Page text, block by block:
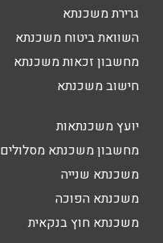
גרירת משכנתא
השוואת ביטוח משכנתא
מחשבון זכאות משכנתא
חישוב משכנתא
יועץ משכנתאות
מחשבון משכנתא מסלולים
משכנתא שנייה
משכנתא הפוכה
משכנתא חוץ בנקאית